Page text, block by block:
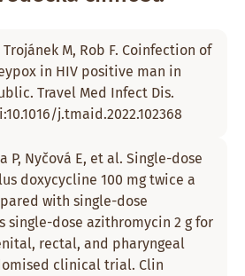
Trojánek M, Rob F. Coinfection of
in HIV positive man in
Travel Med Infect Dis.
j.tmaid.2022.102368
P, Nyčová E, et al. Single-dose
doxycycline 100 mg twice a
with single-dose
single-dose azithromycin 2 g for
rectal, and pharyngeal
clinical trial. Clin